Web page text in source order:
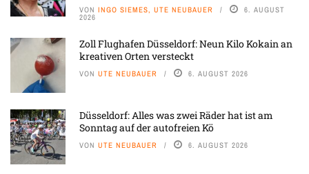
VON INGO SIEMES, UTE NEUBAUER 6. AUGUST
2026
Zoll Flughafen Düsseldorf: Neun Kilo Kokain an
kreativen Orten versteckt
VON UTE NEUBAUER 6. AUGUST 2026
Düsseldorf: Alles was zwei Räder hat ist am
Sonntag auf der autofreien Kö
VON UTE NEUBAUER 6. AUGUST 2026